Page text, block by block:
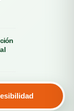
30/